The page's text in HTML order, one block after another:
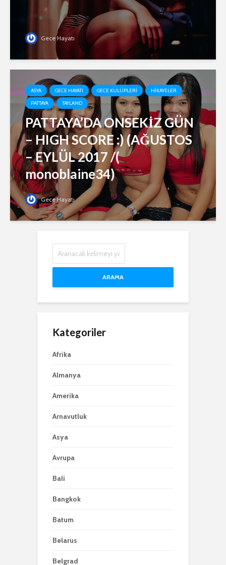
Gece Hayatı
ASYA GECE HAYATI GECE KULÜPLERI
HIKAYELER
PATTAYA
TAYLAND
PATTAYA’DA ONSEKİZ GÜN
– HIGH SCORE :) (AĞUSTOS
– EYLÜL 2017 /(
monoblaine34)
Gece Hayatı
ARAMA
Kategoriler
Afrika
Almanya
Amerika
Arnavutluk
Asya
Avrupa
Bali
Bangkok
Batum
Belarus
Belgrad